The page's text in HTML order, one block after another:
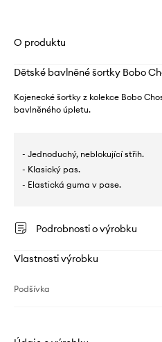
O produktu
Dětské bavlněné šortky Bobo
Kojenecké šortky z kolekce Bobo
bavlněného úpletu.
- Jednoduchý, neblokující střih.
- Klasický pas.
- Elastická guma v pase.
Podrobnosti o výrobku
Vlastnosti výrobku
Podšívka